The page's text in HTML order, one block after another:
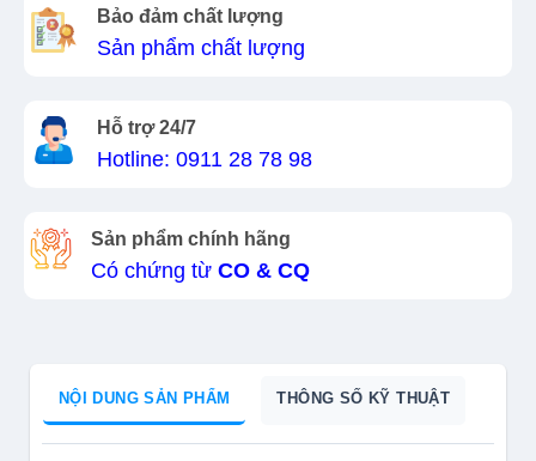
Bảo đảm chất lượng
Sản phẩm chất lượng
Hỗ trợ 24/7
Hotline: 0911 28 78 98
Sản phẩm chính hãng
Có chứng từ CO & CQ
NỘI DUNG SẢN PHẨM THÔNG SỐ KỸ THUẬT